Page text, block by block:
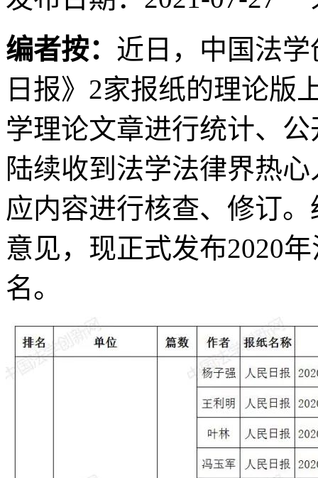
编者按： 近日，中国法
日报》2家报纸的理论版
学理论文章进行统计、
陆续收到法学法律界热
应内容进行核查、修订
意见，现正式发布2020
名。